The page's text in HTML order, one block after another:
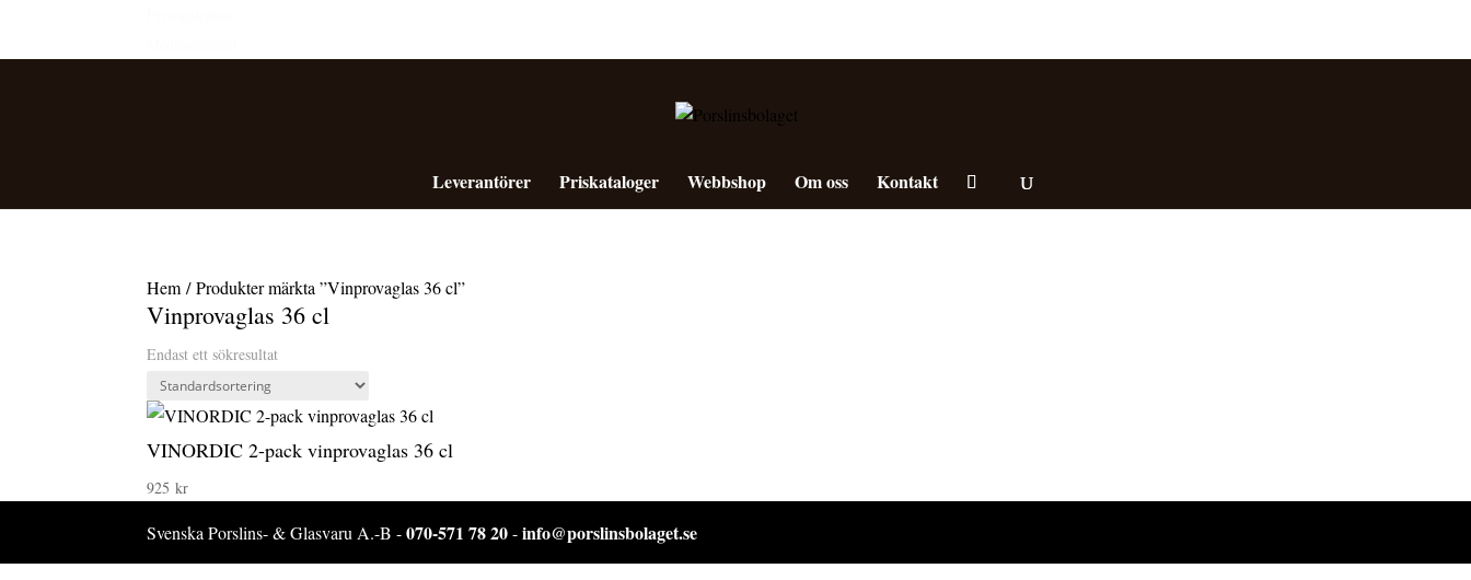
Leverantörer Priskataloger Webbshop Om oss Kontakt
Hem / Produkter märkta ”Vinprovaglas 36 cl”
Vinprovaglas 36 cl
Endast ett sökresultat
VINORDIC 2-pack vinprovaglas 36 cl
925kr
Svenska Porslins- & Glasvaru A.-B -070-571 78 20-info@porslinsbolaget.se